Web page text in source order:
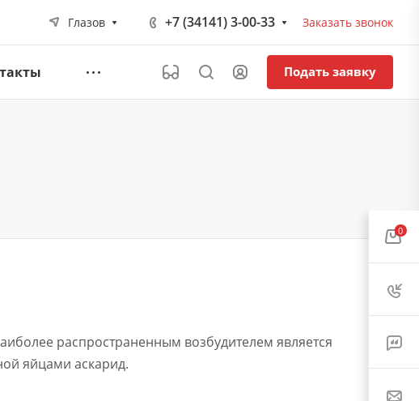
Глазов +7 (34141) 3-00-33 Заказать звонок
Подать заявку
распространенным возбудителем является
яйцами аскарид.
0